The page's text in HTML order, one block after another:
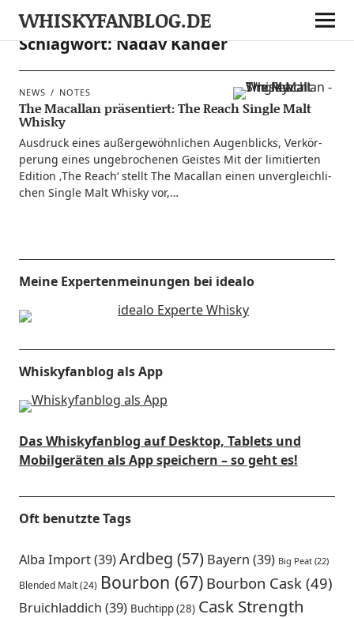
WHISKYFANBLOG.DE
Schlagwort:Nadav Kander
NEWS NOTES
The Macallan präsentiert: The Reach Single Malt
Whisky
Aus­druck eines außer­ge­wöhn­li­chen Augen­blicks, Ver­kör­
pe­rung eines unge­bro­che­nen Geis­tes Mit der limi­tier­ten
Edi­ti­on ‚The Reach‘ stellt The Macal­lan einen unver­gleich­li­
chen Sin­gle Malt Whis­ky vor,…
Meine Expertenmeinungen bei idealo
Whiskyfanblog als App
Das Whiskyfanblog auf Desktop, Tablets und
Mobilgeräten als App speichern – so geht es!
Oft benutzte Tags
Alba Import(39)Ardbeg (57) Bayern (39) Big Peat(22)
Blended Malt(24) Bourbon (67) Bourbon Cask(49)
Bruichladdich (39) Buchtipp(28) Cask Strength